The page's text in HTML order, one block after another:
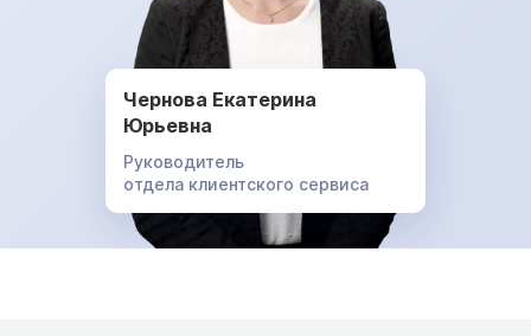
Чернова Екатерина
Юрьевна
Руководитель
отдела клиентского сервиса